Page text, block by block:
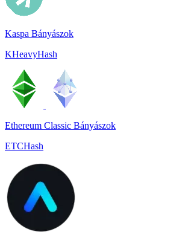
Kaspa Bányászok
KHeavyHash
Ethereum Classic Bányászok
ETCHash